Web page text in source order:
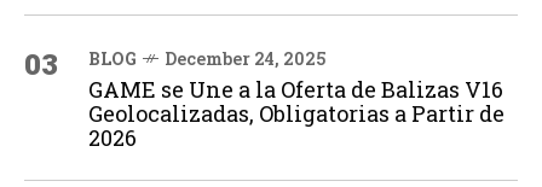
03 BLOG December 24, 2025
GAME se Une a la Oferta de Balizas V16
Geolocalizadas, Obligatorias a Partir de
2026